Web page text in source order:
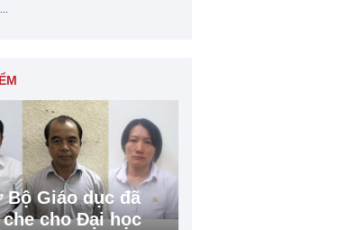
Bộ Giáo dục đã
che cho Đại học